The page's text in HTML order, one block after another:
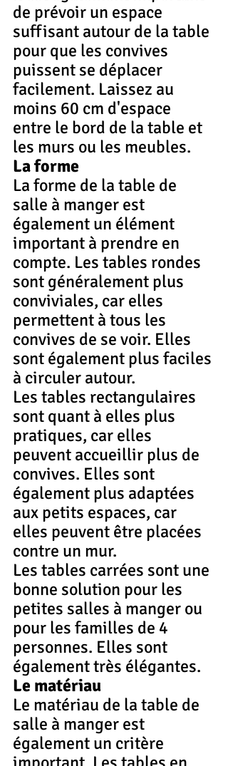
de prévoir un espace
suffisant autour de la table
pour que les convives
puissent se déplacer
facilement. Laissez au
moins 60 cm d'espace
entre le bord de la table et
les murs ou les meubles.
La forme
La forme de la table de
salle à manger est
également un élément
important à prendre en
compte. Les tables rondes
sont généralement plus
conviviales, car elles
permettent à tous les
convives de se voir. Elles
sont également plus faciles
à circuler autour.
Les tables rectangulaires
sont quant à elles plus
pratiques, car elles
peuvent accueillir plus de
convives. Elles sont
également plus adaptées
aux petits espaces, car
elles peuvent être placées
contre un mur.
Les tables carrées sont une
bonne solution pour les
petites salles à manger ou
pour les familles de 4
personnes. Elles sont
également très élégantes.
Le matériau
Le matériau de la table de
salle à manger est
également un critère